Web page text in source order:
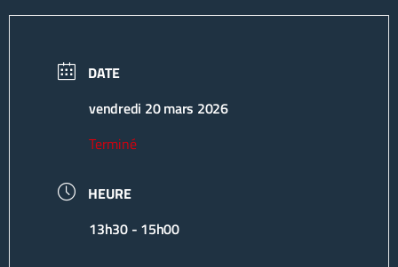
DATE
vendredi 20 mars 2026
Terminé
HEURE
13h30 - 15h00